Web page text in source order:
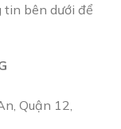
tin bên dưới để
Quận 12,